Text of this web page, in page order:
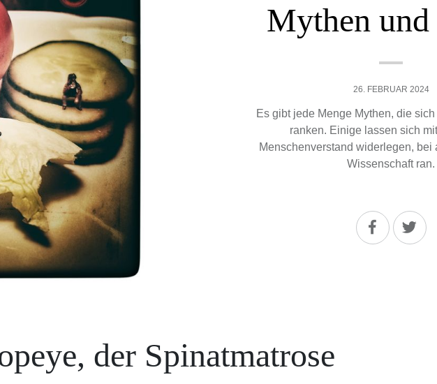
Mythen und
26. FEBRUAR 2024
Es gibt jede Menge Mythen, die
ranken. Einige lassen sich
Menschenverstand widerlegen, bei
Wissenschaft ran.
der Spinatmatrose